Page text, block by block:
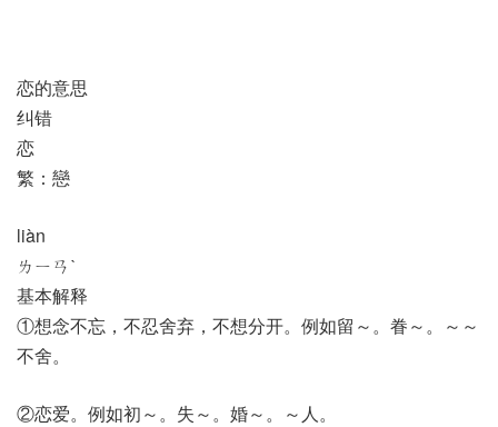
恋的意思
纠错
恋
繁：戀
liàn
ㄌㄧㄢˋ
基本解释
①想念不忘，不忍舍弃，不想分开。例如留～。眷～。～～
不舍。
②恋爱。例如初～。失～。婚～。～人。